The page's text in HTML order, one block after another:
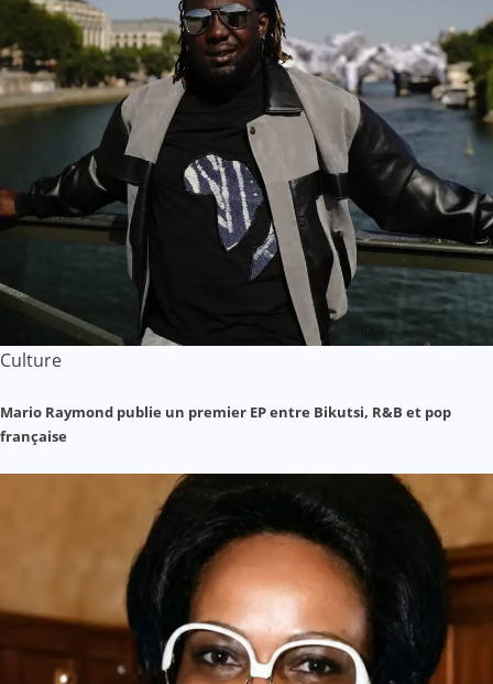
Culture
Mario Raymond publie un premier EP entre Bikutsi, R&B et pop
française